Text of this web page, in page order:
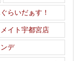
らいだぁす！
イト宇都宮店
デ